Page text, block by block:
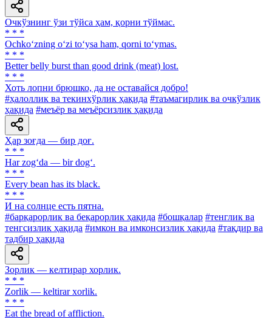
Очкўзнинг ўзи тўйса ҳам, қорни тўймас.
* * *
Ochko‘zning o‘zi to‘ysa ham, qorni to‘ymas.
* * *
Better belly burst than good drink (meat) lost.
* * *
Хоть лопни брюшко, да не оставайся добро!
#ҳалоллик ва текинхўрлик ҳақида #таъмагирлик ва очкўзлик
ҳақида #меъёр ва меъёрсизлик ҳақида
Ҳар зоғда — бир доғ.
* * *
Har zog‘da — bir dog‘.
* * *
Every bean has its black.
* * *
И на солнце есть пятна.
#барқарорлик ва беқарорлик ҳақида #бошқалар #тенглик ва
тенгсизлик ҳақида #имкон ва имконсизлик ҳақида #тақдир ва
тадбир ҳақида
Зорлик — келтирар хорлик.
* * *
Zorlik — keltirar xorlik.
* * *
Eat the bread of affliction.